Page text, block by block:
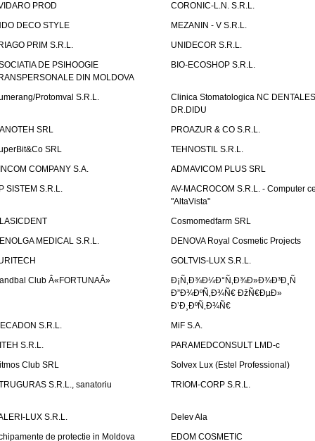
PROD
CORONIC-L.N. S.R.L.
DECO STYLE
MEZANIN - V S.R.L.
PRIM S.R.L.
UNIDECOR S.R.L.
DE PSIHOOGIE
DIN MOLDOVA
BIO-ECOSHOP S.R.L.
Protomval S.R.L.
Clinica Stomatologica NC DENTALES
DR.DIDU
SRL
PROAZUR & CO S.R.L.
SRL
TEHNOSTIL S.R.L.
COMPANY S.A.
ADMAVICOM PLUS SRL
SISTEM S.R.L.
AV-MACROCOM S.R.L. - Computer
"AltaVista"
Cosmomedfarm SRL
MEDICAL S.R.L.
DENOVA Royal Cosmetic Projects
GOLTVIS-LUX S.R.L.
Club Â«FORTUNAÂ»
Ð¡Ñ‚Ð¾Ð¼Ð°Ñ‚Ð¾Ð»Ð¾Ð³Ð¸Ñ
Ð”Ð¾ÐºÑ‚Ð¾Ñ€ ÐžÑ€ÐµÐ»
Ð’Ð¸ÐºÑ‚Ð¾Ñ€
S.R.L.
MiF S.A.
S.R.L.
PARAMEDCONSULT LMD-c
Club SRL
Solvex Lux (Estel Professional)
S.R.L., sanatoriu
TRIOM-CORP S.R.L.
LUX S.R.L.
Delev Ala
de protectie in Moldova
EDOM COSMETIC